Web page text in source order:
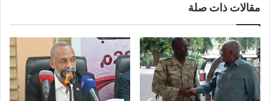
مقالات ذات صلة